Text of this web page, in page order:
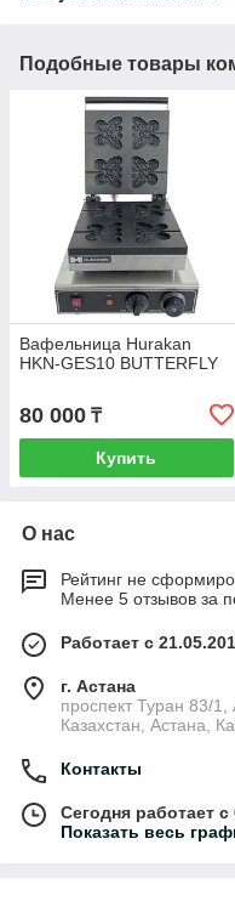
Подобные товары
Вафельница Hurakan
HKN-GES10 BUTTERFLY
80 000 ₸
Купить
О нас
Рейтинг не
Менее 5 отзывов за
Работает с
г. Астана
проспект Туран 83/1,
Казахстан, Астана,
Контакты
Сегодня работает
Показать весь